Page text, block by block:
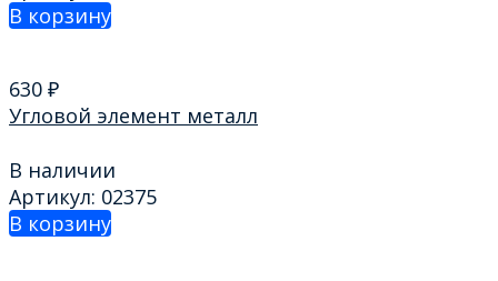
В корзину
630 ₽
Угловой элемент металл
В наличии
Артикул: 02375
В корзину